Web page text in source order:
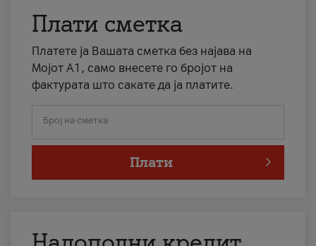
Плати сметка
Платете ја Вашата сметка без најава на
Мојот А1, само внесете го бројот на
фактурата што сакате да ја платите.
Број на сметка
Плати